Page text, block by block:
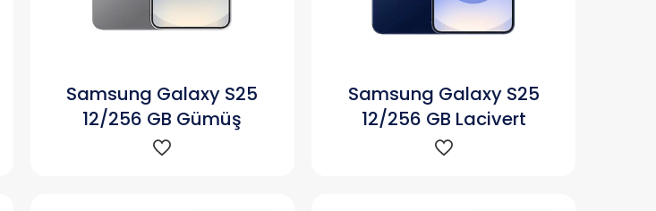
Samsung Galaxy S25
12/256 GB Gümüş
Samsung Galaxy S25
12/256 GB Lacivert